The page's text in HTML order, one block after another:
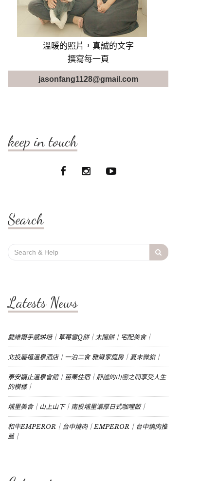
溫暖的照片，真誠的文字
撰寫每一頁
jasonfang1128@gmail.com
keep in touch
Search
Search
for:
Latests News
愛維爾手感烘培｜草莓雪Q餅｜太陽餅｜宅配美食｜
北投麗禧溫泉酒店｜一泊二食 雅緻家庭房｜夏末微旅｜
泰安觀止溫泉會館｜苗栗住宿｜靜謐的山巒之間享受人生
的模樣｜
埔里美食｜山上山下｜南投埔里濃厚日式咖哩飯｜
和牛EMPEROR｜台中燒肉｜EMPEROR｜台中燒肉推
薦｜